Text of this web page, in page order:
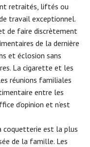
retraités, liftés ou
travail exceptionnel.
de faire discrètement
de la dernière
et éclosion sans
La cigarette et les
réunions familiales
entre les
d’opinion et n’est
coquetterie est la plus
de la famille. Les